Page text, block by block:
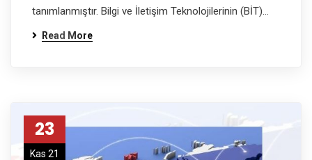
tanımlanmıştır. Bilgi ve İletişim Teknolojilerinin (BİT)…
Read More
23
Kas 21